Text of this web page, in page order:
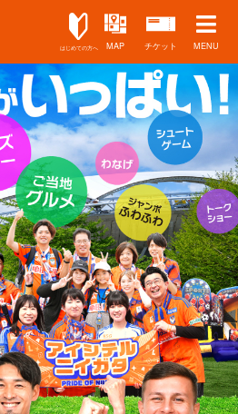
チケット
MAP
はじめての方へ MENU